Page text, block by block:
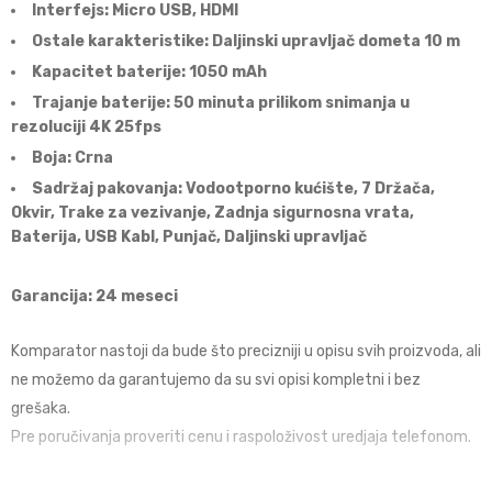
Interfejs: Micro USB, HDMI
Ostale karakteristike: Daljinski upravljač dometa 10 m
Kapacitet baterije: 1050 mAh
Trajanje baterije: 50 minuta prilikom snimanja u
rezoluciji 4K 25fps
Boja: Crna
Sadržaj pakovanja: Vodootporno kućište, 7 Držača,
Okvir, Trake za vezivanje, Zadnja sigurnosna vrata,
Baterija, USB Kabl, Punjač, Daljinski upravljač
Garancija: 24 meseci
Komparator nastoji da bude što precizniji u opisu svih proizvoda, ali
ne možemo da garantujemo da su svi opisi kompletni i bez
grešaka.
Pre poručivanja proveriti cenu i raspoloživost uredjaja telefonom.